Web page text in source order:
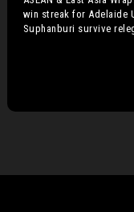
win streak for Adelaide
Suphanburi survive